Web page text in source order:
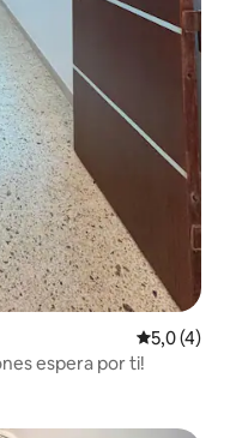
5,0 (4)
espera por ti!